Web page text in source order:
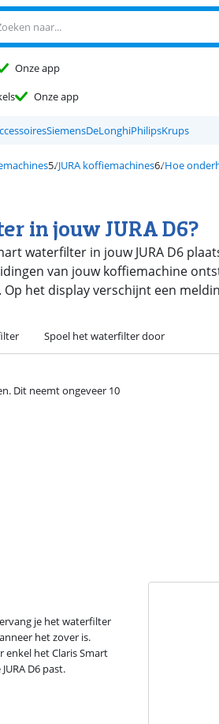
Onze app
Onze app
SiemensDeLonghiPhilipsKrups
JURA koffiemachines
Hoe
in jouw JURA D6?
waterfilter in jouw JURA D6
van jouw koffiemachine
het display verschijnt een
Spoel het waterfilter door
Dit neemt ongeveer 10
je het waterfilter
het zover is.
enkel het Claris Smart
D6 past.